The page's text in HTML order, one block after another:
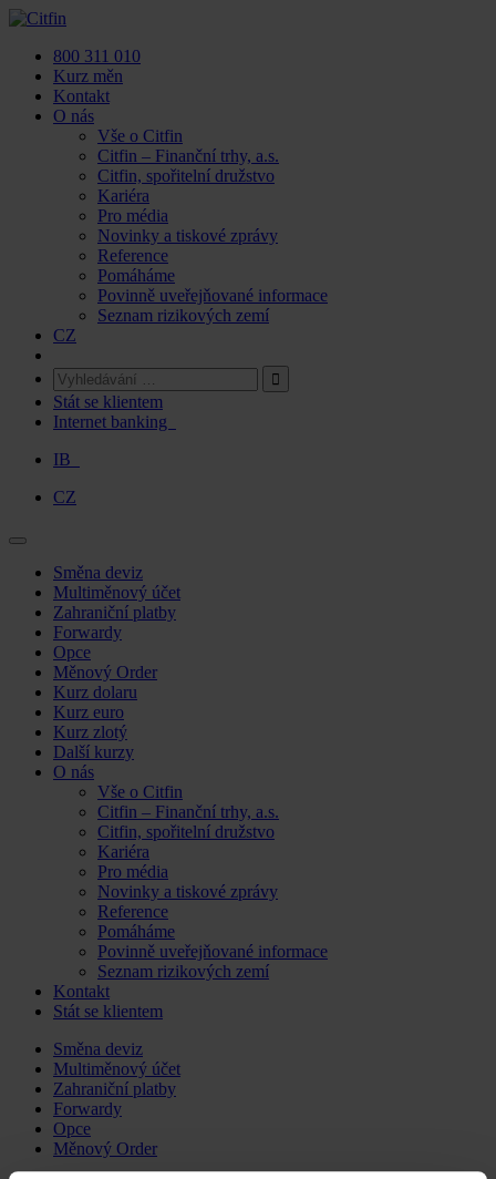
Skip
content800 311 010
Kurz měn
Kontakt
O nás
Vše o Citfin
Citfin – Finanční trhy, a.s.
Citfin, spořitelní družstvo
Kariéra
Pro média
Novinky a tiskové zprávy
Reference
Pomáháme
Povinně uveřejňované informace
Seznam rizikových zemí
CZ
Stát se klientem
Internet banking
IB
CZ
Skip
content
Směna deviz
Multiměnový účet
Zahraniční platby
Forwardy
Opce
Měnový Order
Kurz dolaru
Kurz euro
Kurz zlotý
Další kurzy
O nás
Vše o Citfin
Citfin – Finanční trhy, a.s.
Citfin, spořitelní družstvo
Kariéra
Pro média
Novinky a tiskové zprávy
Reference
Pomáháme
Povinně uveřejňované informace
Seznam rizikových zemí
Kontakt
Stát se klientem
Skip
content
Směna deviz
Multiměnový účet
Zahraniční platby
Forwardy
Opce
Měnový Order